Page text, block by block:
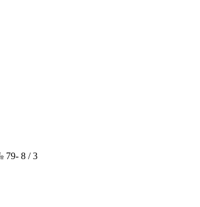
/ 3